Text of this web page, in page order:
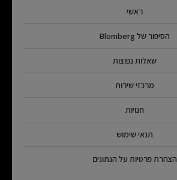
ראשי
הסיפור של Blomberg
שאלות נפוצות
מרכזי שירות
חנויות
תנאי שימוש
הצהרת פרטיות על הנתונים